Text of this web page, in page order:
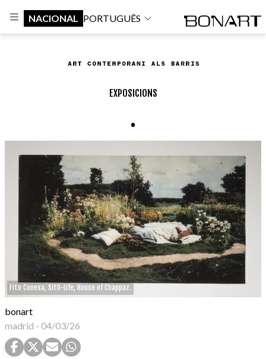
NACIONAL PORTUGUÊS
EXPOSICIONS
.
Fito Conesa, Sitll-Life, House of Chappaz.
bonart
madrid - 04/03/26